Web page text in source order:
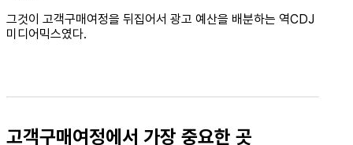
그것이 고객구매여정을 뒤집어서 광고 예산을 배분하는 역CDJ
미디어믹스였다.
고객구매여정에서 가장 중요한 곳